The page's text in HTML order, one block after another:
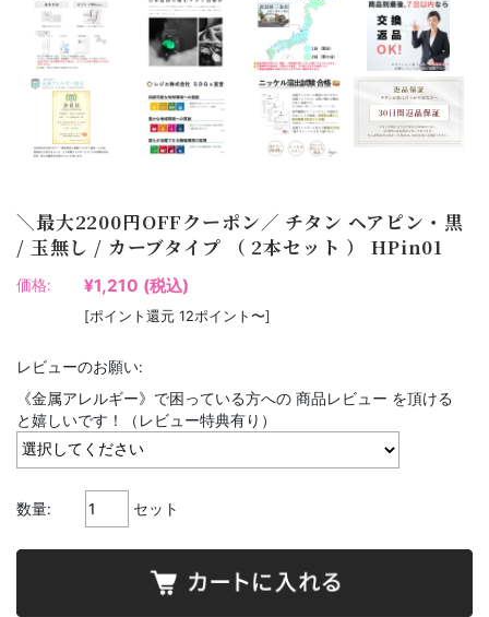
＼最大2200円OFFクーポン／ チタン ヘアピン・黒
/ 玉無し / カーブタイプ （ 2本セット ） HPin01
価格: ¥1,210 (税込)
[ポイント還元 12ポイント〜]
レビューのお願い:
《金属アレルギー》で困っている方への 商品レビュー を頂ける
と嬉しいです！（レビュー特典有り）
数量: セット